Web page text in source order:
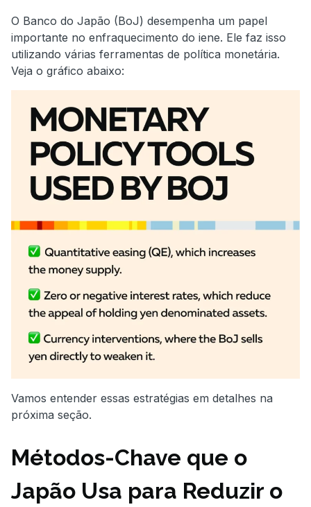
O Banco do Japão (BoJ) desempenha um papel
importante no enfraquecimento do iene. Ele faz isso
utilizando várias ferramentas de política monetária.
Veja o gráfico abaixo:
Vamos entender essas estratégias em detalhes na
próxima seção.
Métodos-Chave que o
Japão Usa para Reduzir o